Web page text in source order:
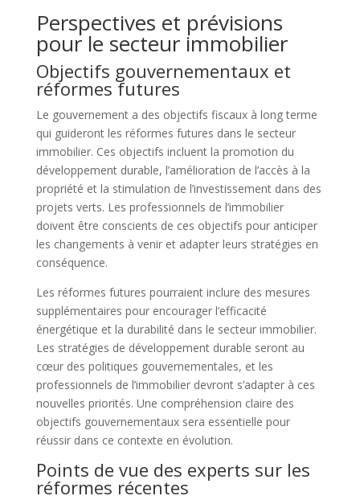
Perspectives et prévisions
pour le secteur immobilier
Objectifs gouvernementaux et
réformes futures
Le gouvernement a des objectifs fiscaux à long terme
qui guideront les réformes futures dans le secteur
immobilier. Ces objectifs incluent la promotion du
développement durable, l’amélioration de l’accès à la
propriété et la stimulation de l’investissement dans des
projets verts. Les professionnels de l’immobilier
doivent être conscients de ces objectifs pour anticiper
les changements à venir et adapter leurs stratégies en
conséquence.
Les réformes futures pourraient inclure des mesures
supplémentaires pour encourager l’efficacité
énergétique et la durabilité dans le secteur immobilier.
Les stratégies de développement durable seront au
cœur des politiques gouvernementales, et les
professionnels de l’immobilier devront s’adapter à ces
nouvelles priorités. Une compréhension claire des
objectifs gouvernementaux sera essentielle pour
réussir dans ce contexte en évolution.
Points de vue des experts sur les
réformes récentes